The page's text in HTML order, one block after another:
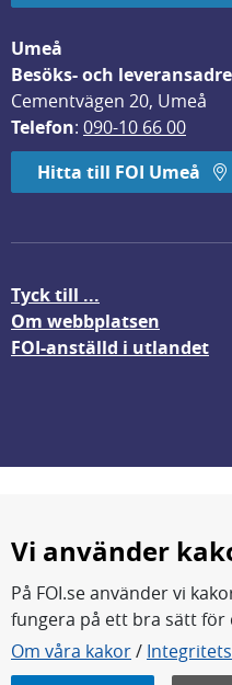
Umeå
Besöks- och
Cementvägen 20, Umeå
Telefon: 090-10 66 00
Hitta till FOI Umeå
Tyck till ...
Om webbplatsen
FOI-anställd i utlandet
FOI forskar för en säkrare
FOI:s kärnverksamhet är
Vi använder
På FOI.se använder vi
fungera på ett bra sätt för
Om våra kakor/